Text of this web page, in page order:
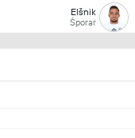
Elšnik
Šporar